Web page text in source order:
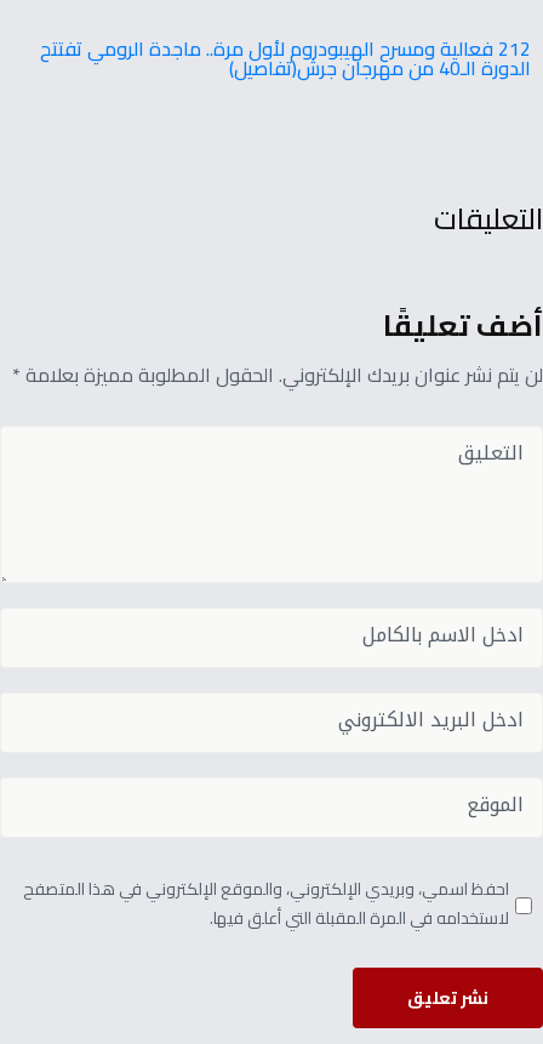
212 فعالية ومسرح الهيبودروم لأول مرة.. ماجدة الرومي تفتتح
الدورة الـ40 من مهرجان جرش(تفاصيل)
التعليقات
أضف تعليقًا
لن يتم نشر عنوان بريدك الإلكتروني. الحقول المطلوبة مميزة بعلامة *
احفظ اسمي، وبريدي الإلكتروني، والموقع الإلكتروني في هذا المتصفح
لاستخدامه في المرة المقبلة التي أعلق فيها.
نشر تعليق